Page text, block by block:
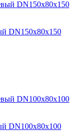
DN150х80х150
DN100х80х100